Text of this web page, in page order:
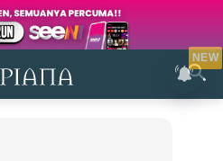
NEW